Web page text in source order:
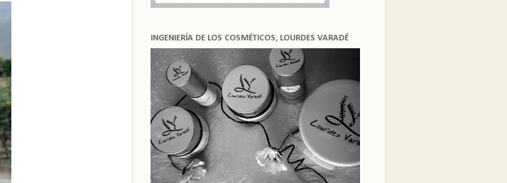
INGENIERÍA DE LOS COSMÉTICOS, LOURDES VARADÉ